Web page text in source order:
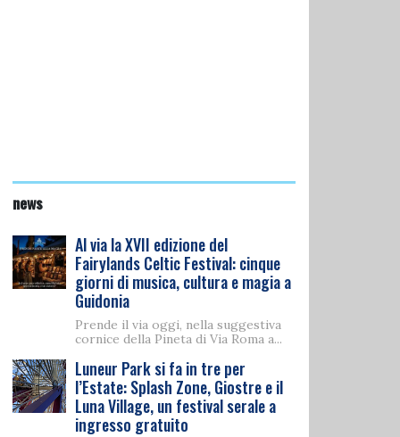
news
Al via la XVII edizione del
Fairylands Celtic Festival: cinque
giorni di musica, cultura e magia a
Guidonia
Prende il via oggi, nella suggestiva
cornice della Pineta di Via Roma a...
Luneur Park si fa in tre per
l’Estate: Splash Zone, Giostre e il
Luna Village, un festival serale a
ingresso gratuito